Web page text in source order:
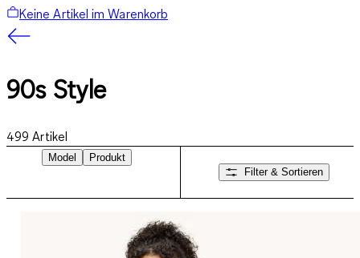
Keine Artikel im Warenkorb
90s Style
499 Artikel
Model
Produkt
Filter & Sortieren